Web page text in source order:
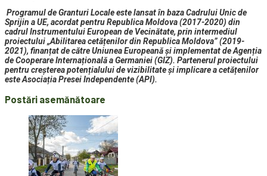
Programul de Granturi Locale este lansat în baza Cadrului Unic de
Sprijin a UE, acordat pentru Republica Moldova (2017-2020) din
cadrul Instrumentului European de Vecinătate, prin intermediul
proiectului „Abilitarea cetățenilor din Republica Moldova” (2019-
2021), finanțat de către Uniunea Europeană și implementat de Agenția
de Cooperare Internațională a Germaniei (GIZ). Partenerul proiectului
pentru creșterea potențialului de vizibilitate și implicare a cetățenilor
este Asociația Presei Independente (API).
Postări asemănătoare